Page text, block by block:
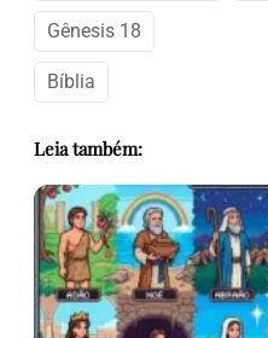
Gênesis 18
Bíblia
Leia também: